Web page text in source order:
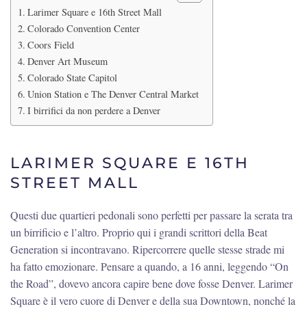
Larimer Square e 16th Street Mall
Colorado Convention Center
Coors Field
Denver Art Museum
Colorado State Capitol
Union Station e The Denver Central Market
I birrifici da non perdere a Denver
LARIMER SQUARE E 16TH
STREET MALL
Questi due quartieri pedonali sono perfetti per passare la serata tra
un birrificio e l’altro. Proprio qui i grandi scrittori della Beat
Generation si incontravano. Ripercorrere quelle stesse strade mi
ha fatto emozionare. Pensare a quando, a 16 anni, leggendo “On
the Road”, dovevo ancora capire bene dove fosse Denver. Larimer
Square è il vero cuore di Denver e della sua Downtown, nonché la